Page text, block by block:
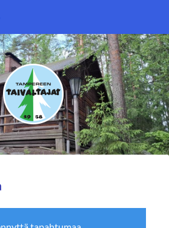
Tampereen Taivaltajat ry